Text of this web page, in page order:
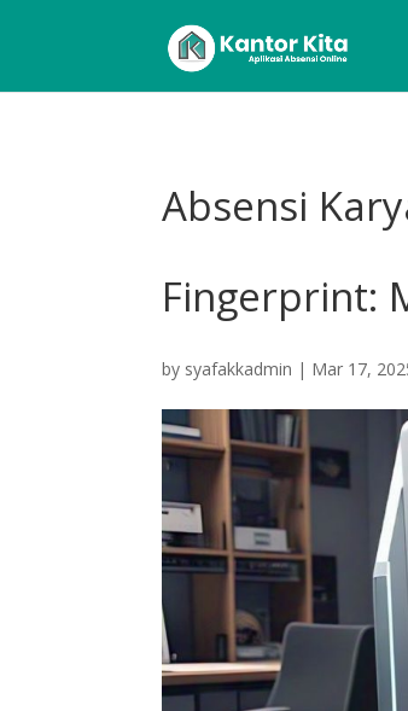
Absensi
Fingerprint:
by syafakkadmin | Mar 17,